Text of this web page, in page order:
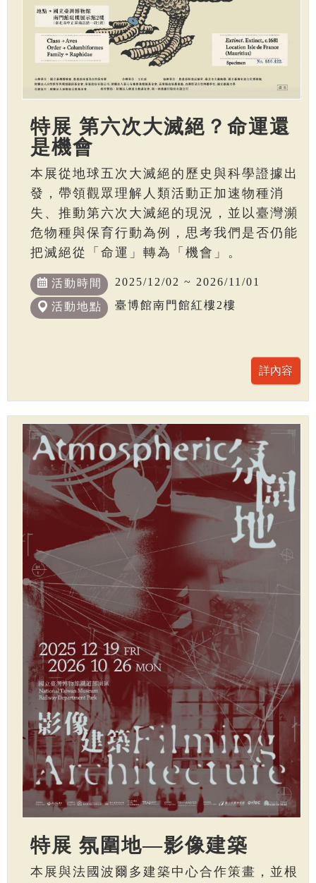
特展 第六次大滅絕？命運還
是機會
本展從地球五次大滅絕的歷史與科學證據出
發，帶領觀眾理解人類活動正加速物種消
失、推動第六次大滅絕的現況，並以臺灣瀕
危物種與保育行動為例，思考我們是否仍能
把滅絕從「命運」轉為「機會」。
活動時間 2025/12/02 ~ 2026/11/01
活動地點 臺博館南門館紅樓2樓
特展 氛圍地—影像建築
本展與法國波爾多建築中心合作策畫，並根